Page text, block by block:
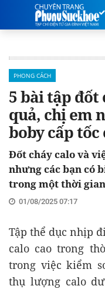
PHONG CÁCH
5 bài tập đốt
quả, chị em
boby cấp tốc
Đốt cháy calo và
nhưng các bạn có
trong một thời
01/08/2025 07:17
Tập thể dục nhịp
calo cao trong
trong việc kiểm
thụ lượng calo